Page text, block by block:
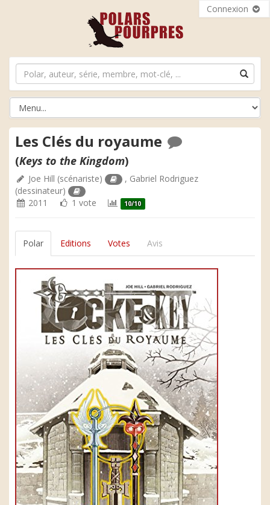
Connexion
Les Clés du royaume
(Keys to the Kingdom)
Joe Hill (scénariste) , Gabriel Rodriguez
(dessinateur)
2011
1 vote 10/10
Polar Editions Votes Avis